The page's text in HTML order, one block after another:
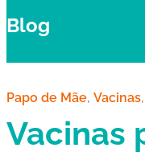
Blog
Papo de Mãe, Vacinas,
Vacinas